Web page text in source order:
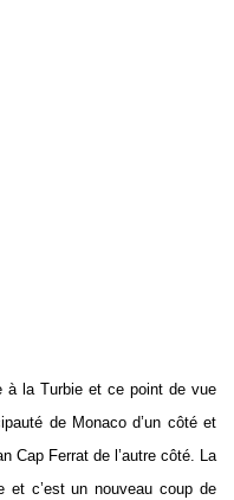
à la Turbie et ce point de vue
de Monaco d’un côté et
Cap Ferrat de l’autre côté. La
c’est un nouveau coup de